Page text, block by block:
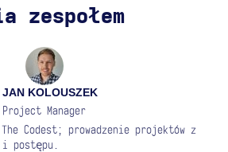
zespołem
JAN KOLOUSZEK
Project Manager
Codest; prowadzenie projektów z
postępu.